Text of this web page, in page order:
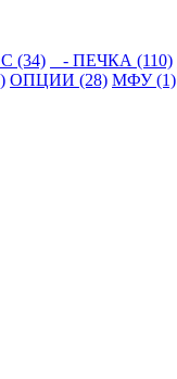
(34) - ПЕЧКА (110)
ОПЦИИ (28) МФУ (1)